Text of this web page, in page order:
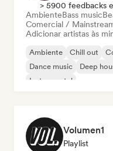
> 5900 feedbacks
AmbienteBass music
Comercial /
Adicionar artistas às
Ambiente Chill out
Dance music
Deep
Instrumental
Volumen1
Playlist